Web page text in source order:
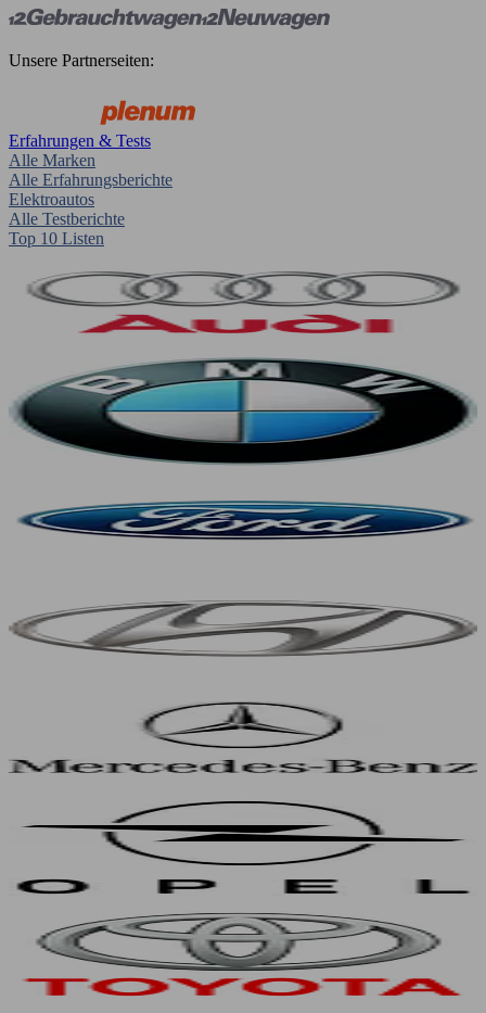
Unsere Partnerseiten:
Erfahrungen & Tests
Alle Marken
Alle Erfahrungsberichte
Elektroautos
Alle Testberichte
Top 10 Listen